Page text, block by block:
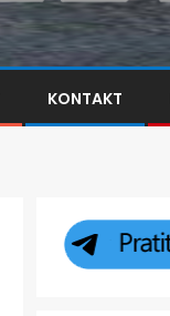
KONTAKT